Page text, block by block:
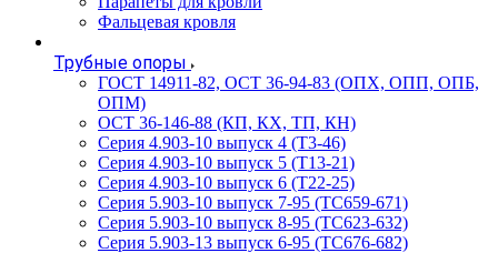
Фальцевая кровля
Трубные опоры
ГОСТ 14911-82, ОСТ 36-94-83 (ОПХ, ОПП, ОПБ,
ОПМ)
ОСТ 36-146-88 (КП, КХ, ТП, КН)
Серия 4.903-10 выпуск 4 (Т3-46)
Серия 4.903-10 выпуск 5 (Т13-21)
Серия 4.903-10 выпуск 6 (Т22-25)
Серия 5.903-10 выпуск 7-95 (ТС659-671)
Серия 5.903-10 выпуск 8-95 (ТС623-632)
Серия 5.903-13 выпуск 6-95 (ТС676-682)